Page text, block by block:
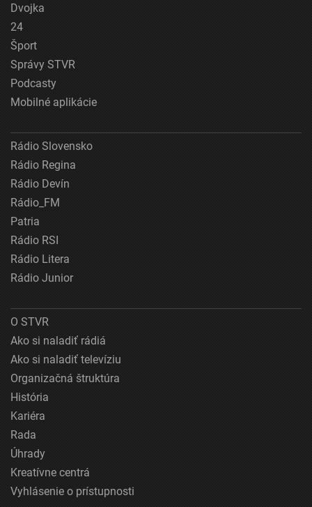
Dvojka
24
Šport
Správy STVR
Podcasty
Mobilné aplikácie
Rádio Slovensko
Rádio Regina
Rádio Devín
Rádio_FM
Patria
Rádio RSI
Rádio Litera
Rádio Junior
O STVR
Ako si naladiť rádiá
Ako si naladiť televíziu
Organizačná štruktúra
História
Kariéra
Rada
Úhrady
Kreatívne centrá
Vyhlásenie o prístupnosti